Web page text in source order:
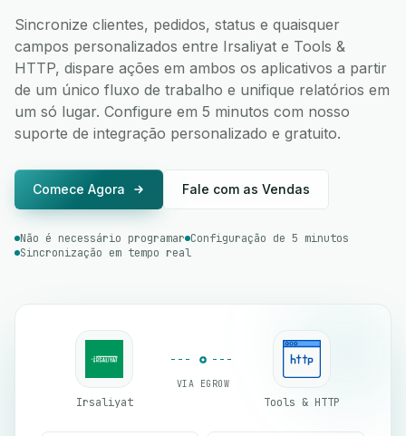
Sincronize clientes, pedidos, status e quaisquer
campos personalizados entre Irsaliyat e Tools &
HTTP, dispare ações em ambos os aplicativos a partir
de um único fluxo de trabalho e unifique relatórios em
um só lugar. Configure em 5 minutos com nosso
suporte de integração personalizado e gratuito.
Comece Agora Fale com as Vendas
Não é necessário programar Configuração de 5 minutos
Sincronização em tempo real
Irsaliyat
VIA EGROW
Tools & HTTP